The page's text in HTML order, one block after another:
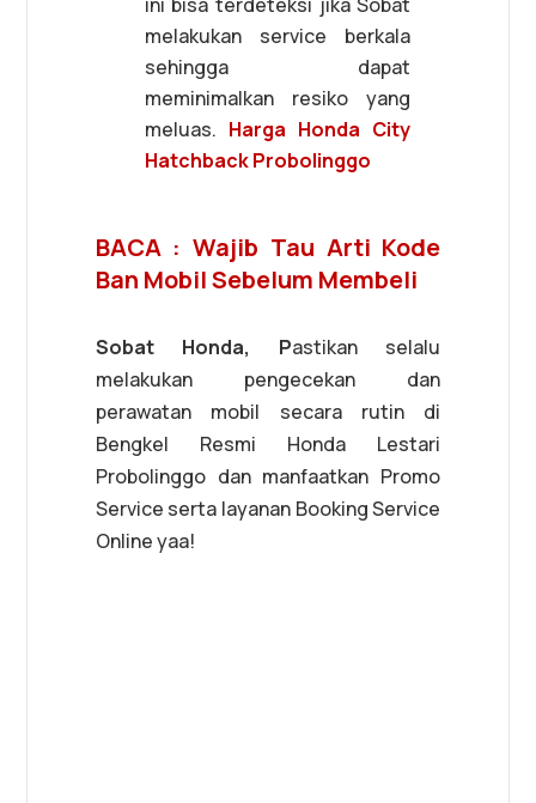
melakukan service berkala
sehingga dapat
meminimalkan resiko yang
meluas. Harga Honda City
Hatchback Probolinggo
BACA : Wajib Tau Arti Kode
Ban Mobil Sebelum Membeli
Sobat Honda, Pastikan selalu
melakukan pengecekan dan
perawatan mobil secara rutin di
Bengkel Resmi Honda Lestari
Probolinggo dan manfaatkan Promo
Service serta layanan Booking Service
Online yaa!